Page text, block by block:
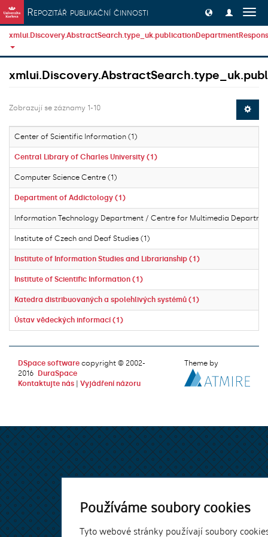
Používáme soubory cookies
Tyto webové stránky používají soubory
Přeskočit na obsah
Repozitář publikační činnosti
Zobrazují se záznamy 1-10
Center of Scientific Information (1)
Central Library of Charles University (1)
Computer Science Centre (1)
Department of Addictology (1)
Information Technology Department / Centre for Multimedia
Institute of Czech and Deaf Studies (1)
Institute of Information Studies and Librarianship (1)
Institute of Scientific Information (1)
Katedra distribuovaných a spolehlivých systémů (1)
Ústav vědeckých informací (1)
DSpace software copyright © 2002-
2016
DuraSpace
Kontaktujte nás
Vyjádření názoru
Theme by